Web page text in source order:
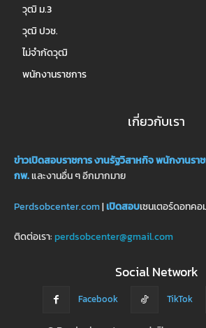
วุฒิ ม.3
วุฒิ ปวช.
ไม่จำกัดวุฒิ
พนักงานราชการ
เกี่ยวกับเรา
ข่าวเปิดสอบราชการงานรัฐวิสาหกิจพนักงานรา
กพ.และงานอื่น ๆ อีกมากมาย
Perdsobcenter.com|เปิดสอบเซนเตอร์ดอทคอ
ติดต่อเรา: perdsobcenter@gmail.com
Social Network
Facebook TikTok